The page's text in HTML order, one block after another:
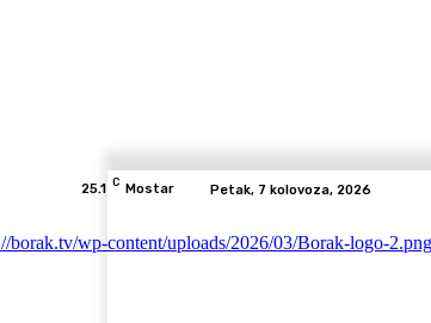
25.1 C Mostar Petak, 7 kolovoza, 2026